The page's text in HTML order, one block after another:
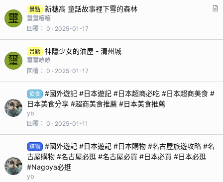
璽
景點 新穗高 童話故事裡下雪的森林
璽璽嘻嘻
回覆
0 2025-01-17
璽
景點 神隱少女的油屋 - 清州城
璽璽嘻嘻
回覆
0 2025-01-17
飲食
#國外遊記 #日本遊記 #日本超商必吃 #日本超商美食 #
日本美食分享 #超商美食推薦 #日本美食推薦
yb
回覆
0 2025-01-11
購物
#國外遊記 #日本遊記 #日本購物 #名古屋旅遊攻略 #名
古屋購物 #名古屋必逛 #名古屋必買 #日本必買 #日本必逛
#Nagoya必逛
yb